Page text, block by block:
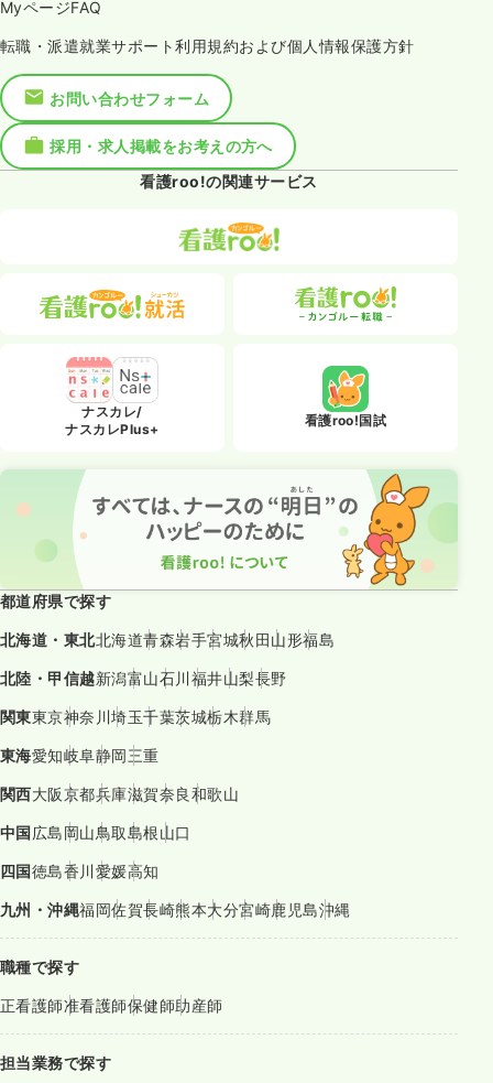
MyページFAQ
転職・派遣就業サポート利用規約および個人情報保護方針
お問い合わせフォーム
採用・求人掲載をお考えの方へ
看護roo!の関連サービス
ナスカレ/
ナスカレPlus+
看護roo!国試
都道府県で探す
北海道・東北北海道青森岩手宮城秋田山形福島
北陸・甲信越新潟富山石川福井山梨長野
関東東京神奈川埼玉千葉茨城栃木群馬
東海愛知岐阜静岡三重
関西大阪京都兵庫滋賀奈良和歌山
中国広島岡山鳥取島根山口
四国徳島香川愛媛高知
九州・沖縄福岡佐賀長崎熊本大分宮崎鹿児島沖縄
職種で探す
正看護師准看護師保健師助産師
担当業務で探す